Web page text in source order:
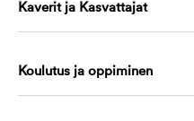
Kaverit ja Kasvattajat
Koulutus ja oppiminen